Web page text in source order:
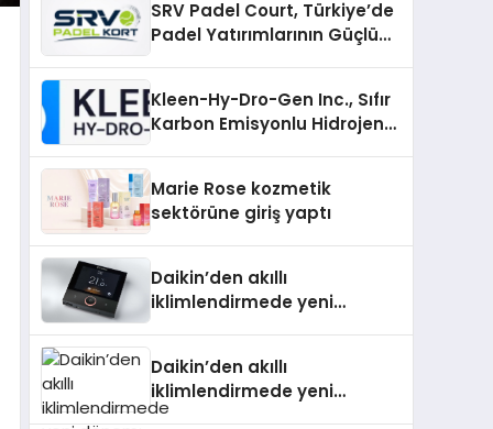
SRV Padel Court, Türkiye’de
Padel Yatırımlarının Güçlü
Kleen-Hy-Dro-Gen Inc., Sıfır
Karbon Emisyonlu Hidrojen
Aldı
Marie Rose kozmetik
sektörüne giriş yaptı
Daikin’den akıllı
iklimlendirmede yeni
Daikin’den akıllı
iklimlendirmede yeni
dönem: Madoka Plus